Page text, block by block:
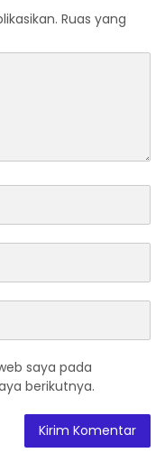
Ruas yang
saya pada
berikutnya.